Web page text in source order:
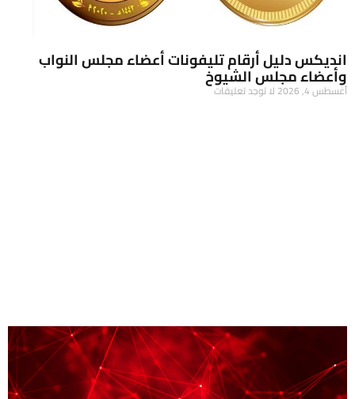
انديكس دليل أرقام تليفونات أعضاء مجلس النواب
وأعضاء مجلس الشيوخ
أغسطس 4, 2026 لا توجد تعليقات